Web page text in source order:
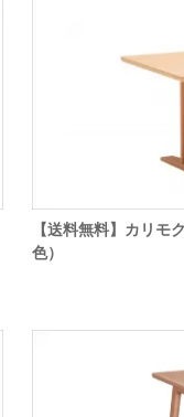
【送料無料】カリモ
色）